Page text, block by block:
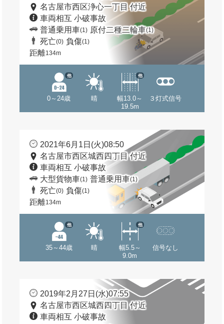
名古屋市西区浄心一丁目 付近
車両相互 小破事故
普通乗用車(1) 原付二種二輪車(1)
死亡(0) 負傷(1)
距離134m
0～24歳
他
晴
幅13.0～
19.5m
他
３灯式信号
2021年6月1日(火)08:50
名古屋市西区城西四丁目 付近
車両相互 小破事故
大型貨物車(1) 普通乗用車(1)
死亡(0) 負傷(1)
距離134m
35～44歳
他
晴
幅5.5～
9.0m
他
信号なし
2019年2月27日(水)07:55
名古屋市西区城西四丁目 付近
車両相互 小破事故